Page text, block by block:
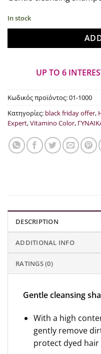
In stock
UP TO 6
Κωδικός προϊόντος:01-1000
Κατηγορίες: black friday offer,
Expert,Vitamino Color,
DESCRIPTION
ADDITIONAL INFO
RATINGS (0)
Gentle cleansing
With a high
gently remove
protect dyed hair